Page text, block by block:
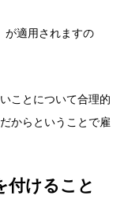
が適用されますの
ことについて合理的
からということで雇
付けること